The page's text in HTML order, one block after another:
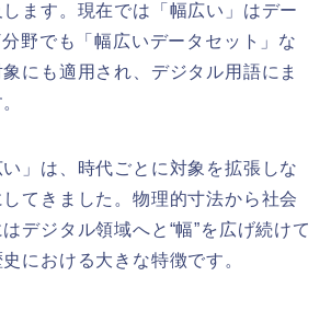
ます。現在では「幅広い」はデー
野でも「幅広いデータセット」な
にも適用され、デジタル用語にま
」は、時代ごとに対象を拡張しな
てきました。物理的寸法から社会
デジタル領域へと“幅”を広げ続けて
における大きな特徴です。